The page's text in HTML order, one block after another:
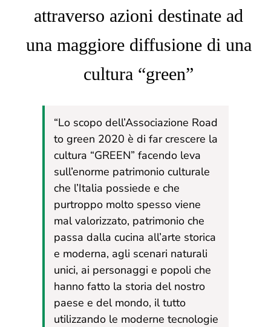
attraverso azioni destinate ad
una maggiore diffusione di una
cultura “green”
“Lo scopo dell’Associazione Road
to green 2020 è di far crescere la
cultura “GREEN” facendo leva
sull’enorme patrimonio culturale
che l’Italia possiede e che
purtroppo molto spesso viene
mal valorizzato, patrimonio che
passa dalla cucina all’arte storica
e moderna, agli scenari naturali
unici, ai personaggi e popoli che
hanno fatto la storia del nostro
paese e del mondo, il tutto
utilizzando le moderne tecnologie